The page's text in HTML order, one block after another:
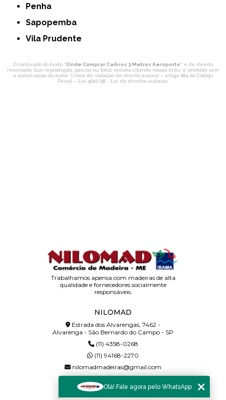
Penha
Sapopemba
Vila Prudente
O conteúdo do texto "Onde Comprar Caibros 3 Metros Aeroporto" é de direito
reservado. Sua reprodução, parcial ou total, mesmo citando nossos links, é proibida sem
a autorização do autor. Crime de violação de direito autoral – artigo 184 do Código
Penal – Lei 9610/98 - Lei de direitos autorais
Trabalhamos apensa com madeiras de alta
qualidade e fornecedores socialmente
responsáveis.
NILOMAD
Estrada dos Alvarengas, 7462 -
Alvarenga - São Bernardo do Campo - SP
(11) 4358-0268
(11) 94168-2270
nilomadmadeiras@gmail.com
SIGA-NOS!
Olá! Fale agora pelo WhatsApp